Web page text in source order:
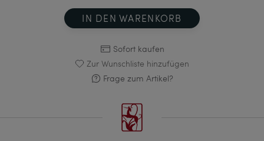
IN DEN WARENKORB
Sofort kaufen
Zur Wunschliste hinzufügen
Frage zum Artikel?